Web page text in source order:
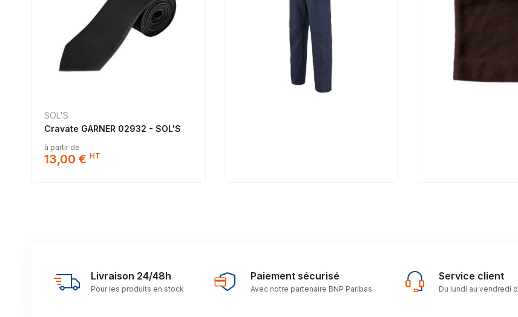
SOL'S
Cravate GARNER 02932 - SOL'S
à partir de
13,00 € HT
Livraison 24/48h
Pour les produits en stock
Paiement sécurisé
Avec notre partenaire BNP Paribas
Service client
Du lundi au vendredi